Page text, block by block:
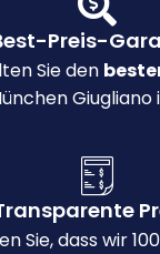
Preis-
Sie den
Giugliano
Sie, dass wir